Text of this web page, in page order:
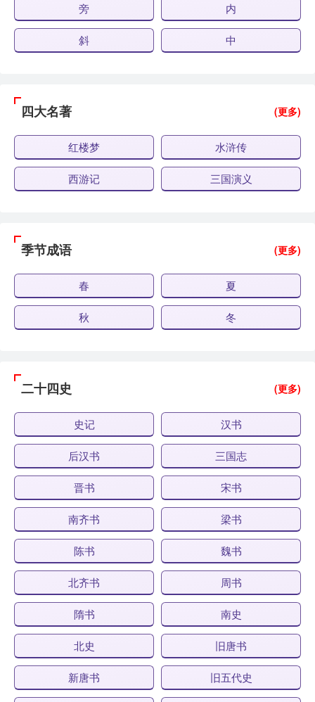
旁 内
斜 中
四大名著 (更多)
红楼梦 水浒传
西游记 三国演义
季节成语 (更多)
春 夏
秋 冬
二十四史 (更多)
史记 汉书
后汉书 三国志
晋书 宋书
南齐书 梁书
陈书 魏书
北齐书 周书
隋书 南史
北史 旧唐书
新唐书 旧五代史